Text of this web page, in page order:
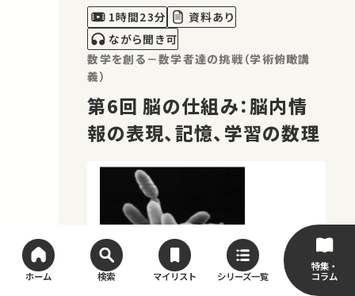
ホーム 検索 マイリスト シリーズ一覧
特集・
コラム
1時間23分
資料あり
ながら聞き可
数学を創る－数学者達の挑戦（学術俯瞰講
義）
第6回 脳の仕組み：脳内情
報の表現、記憶、学習の数理